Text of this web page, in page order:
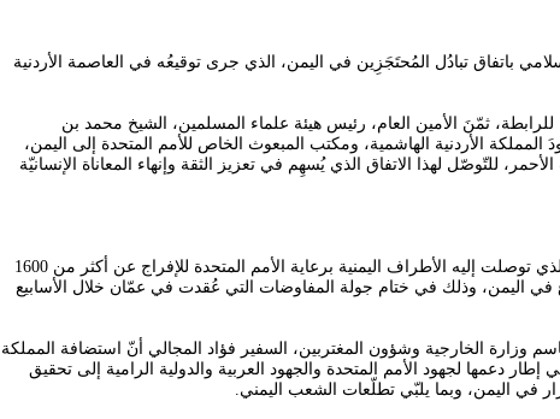
باتفاق تبادُل المُحتَجَزِين في اليمن، الذي جرى توقيعُه في العاصمة الأردنية
للرابطة، ثمّنَ الأمين العام، رئيس هيئة علماء المسلمين، الشيخ محمد بن
المملكة الأردنية الهاشمية، ومكتب المبعوث الخاص للأمم المتحدة إلى اليمن،
للتّوصّل لهذا الاتفاق الذي يُسهِم في تعزيز الثقة وإنهاء المعاناة الإنسانيّة
رحّب الأردن، بالاتفاق الذي توصلت إليه الأطراف اليمنية برعاية الأمم المتحدة للإفراج عن أكثر من 1600
في اليمن، وذلك في ختام جولة المفاوضات التي عُقدت في عمّان خلال الأسابيع
وزارة الخارجية وشؤون المغتربين، السفير فؤاد المجالي أنّ استضافة المملكة
دعمها لجهود الأمم المتحدة والجهود العربية والدولية الرامية إلى تحقيق
في اليمن، وبما يلبّي تطلّعات الشعب اليمني.